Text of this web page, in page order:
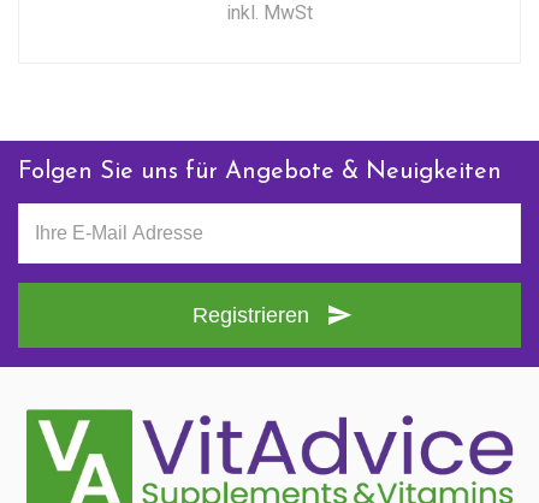
inkl. MwSt
Folgen Sie uns für Angebote & Neuigkeiten
Registrieren